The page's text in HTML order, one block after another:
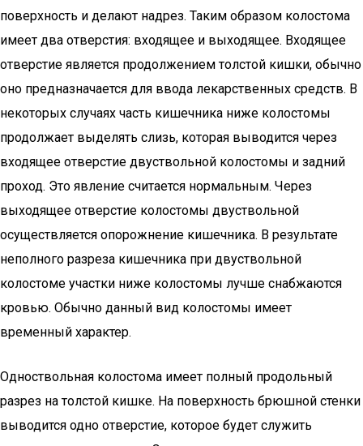
поверхность и делают надрез. Таким образом колостома
имеет два отверстия: входящее и выходящее. Входящее
отверстие является продолжением толстой кишки, обычно
оно предназначается для ввода лекарственных средств. В
некоторых случаях часть кишечника ниже колостомы
продолжает выделять слизь, которая выводится через
входящее отверстие двуствольной колостомы и задний
проход. Это явление считается нормальным. Через
выходящее отверстие колостомы двуствольной
осуществляется опорожнение кишечника. В результате
неполного разреза кишечника при двуствольной
колостоме участки ниже колостомы лучше снабжаются
кровью. Обычно данный вид колостомы имеет
временный характер.
Одноствольная колостома имеет полный продольный
разрез на толстой кишке. На поверхность брюшной стенки
выводится одно отверстие, которое будет служить